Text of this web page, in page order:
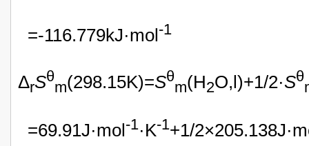
=-116.779kJ·mol-1
ΔrSθ
m(298.15K)=Sθ
m(H2O,l)+1/2·Sθ
=69.91J·mol-1·K-1+1/